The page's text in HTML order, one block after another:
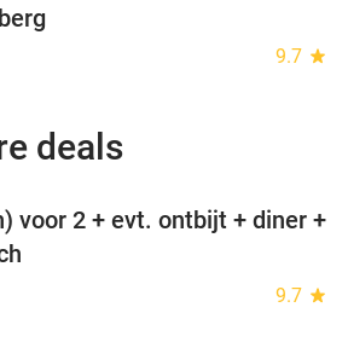
9.7 star
deals
voor 2 + evt. ontbijt + diner +
9.7 star